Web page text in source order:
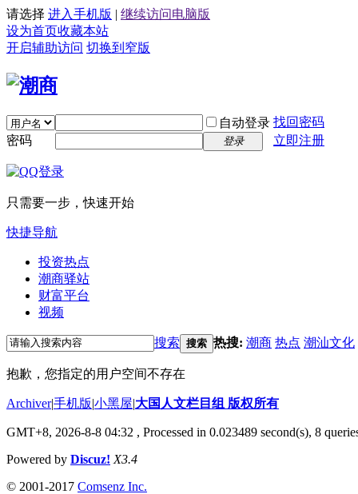
请选择 进入手机版 | 继续访问电脑版
设为首页收藏本站
开启辅助访问 切换到窄版
自动登录 找回密码
密码
登录 立即注册
只需要一步，快速开始
快捷导航
投资热点
潮商驿站
财富平台
视频
搜索 搜索 热搜: 潮商 热点 潮汕文化
抱歉，您指定的用户空间不存在
Archiver|手机版|小黑屋|大国人文栏目组 版权所有
GMT+8, 2026-8-8 04:32 , Processed in 0.023489 second(s), 8
Powered by Discuz! X3.4
© 2001-2017 Comsenz Inc.